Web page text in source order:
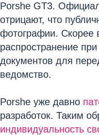
Porshe GT3.
отрицают, что
фотографии. Скорее
распространение
документов для
ведомство.
Porshe уже давно
разработок. Таким
индивидуальность